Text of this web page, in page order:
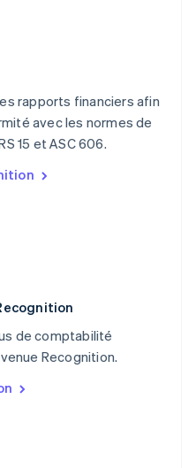
rapports financiers afin
avec les normes de
15 et ASC 606.
de comptabilité
Recognition.